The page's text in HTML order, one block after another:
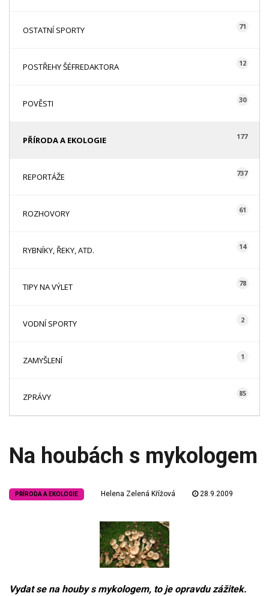
OSTATNÍ SPORTY 71
POSTŘEHY ŠÉFREDAKTORA 12
POVĚSTI 30
PŘÍRODA A EKOLOGIE 177
REPORTÁŽE 737
ROZHOVORY 61
RYBNÍKY, ŘEKY, ATD. 14
TIPY NA VÝLET 78
VODNÍ SPORTY 2
ZAMYŠLENÍ 1
ZPRÁVY 85
Na houbách s mykologem
PŘÍRODA A EKOLOGIE Helena Zelená Křížová 28.9.2009
Vydat se na houby s mykologem, to je opravdu zážitek.